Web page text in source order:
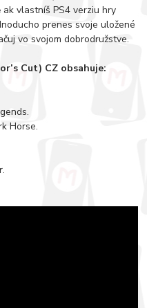
ak vlastníš PS4 verziu hry
prenes svoje uložené
vo svojom dobrodružstve.
Cut) CZ obsahuje:
Horse.